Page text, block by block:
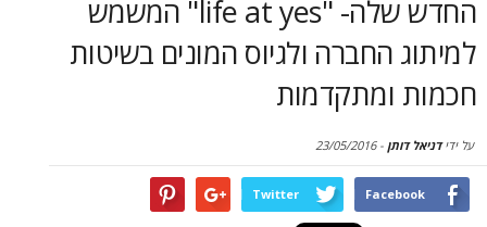
החדש שלה- "life at yes" המשמש
ולגיוס המונים בשיטות
-
23/05/2016
Twitter